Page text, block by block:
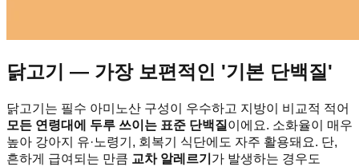
닭고기 — 가장 보편적인 '기본 단백질'
닭고기는 필수 아미노산 구성이 우수하고 지방이 비교적 적어
모든 연령대에 두루 쓰이는 표준 단백질 이에요. 소화율이 매우
높아 강아지 유·노령기, 회복기 식단에도 자주 활용돼요. 단,
흔하게 급여되는 만큼 교차 알레르기 가 발생하는 경우도